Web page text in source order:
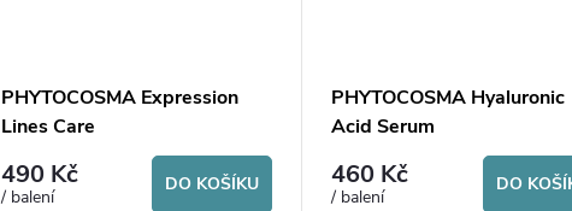
PHYTOCOSMA Expression
Lines Care
490 Kč
/ balení
DO KOŠÍKU
PHYTOCOSMA Hyaluronic
Acid Serum
460 Kč
/ balení
DO